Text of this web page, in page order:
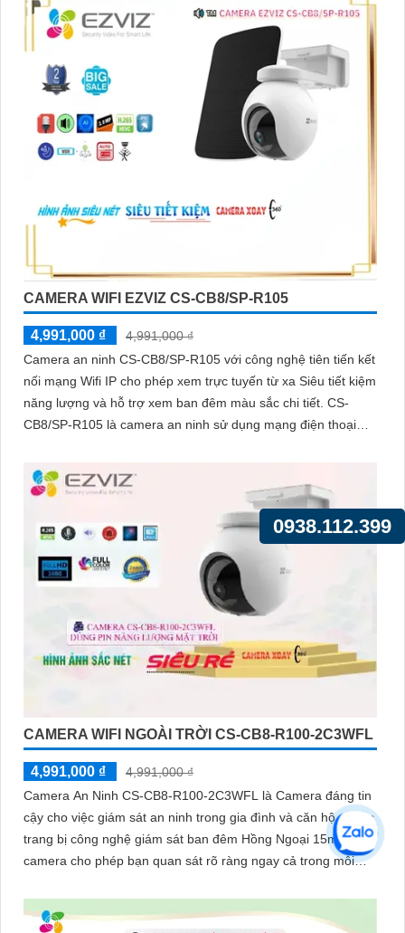
CAMERA WIFI EZVIZ CS-CB8/SP-R105
4,991,000 ₫
4,991,000 ₫
Camera an ninh CS-CB8/SP-R105 với công nghệ tiên tiến kết
nối mạng Wifi IP cho phép xem trực tuyến từ xa Siêu tiết kiệm
năng lượng và hỗ trợ xem ban đêm màu sắc chi tiết. CS-
CB8/SP-R105 là camera an ninh sử dụng mạng điện thoại
CAMERA WIFI NGOÀI TRỜI CS-CB8-R100-2C3WFL
4,991,000 ₫
4,991,000 ₫
Camera An Ninh CS-CB8-R100-2C3WFL là Camera đáng tin
cậy cho việc giám sát an ninh trong gia đình và căn hộ. Được
trang bị công nghệ giám sát ban đêm Hồng Ngoại 15m,
camera cho phép bạn quan sát rõ ràng ngay cả trong môi
0938.112.399